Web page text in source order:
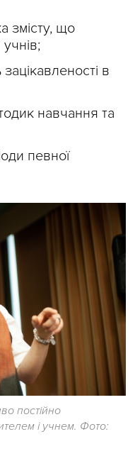
змісту, що
в
навчання та
певної
постійно
і учнем. Фото: